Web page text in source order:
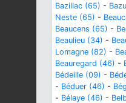
Bazillac (65) -
Neste (65) -
Beaucens (65) -
Beaulieu (34) -
Lomagne (82) -
Beauregard (46) -
Bédeille (09) -
- Béduer (46) -
- Bélaye (46) -